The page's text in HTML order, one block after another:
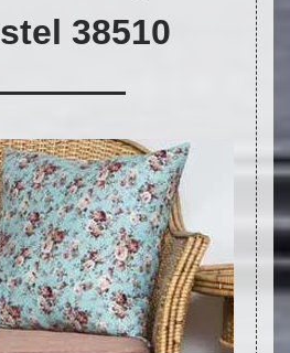
- TAPIS DE
ET TOUTES
38510